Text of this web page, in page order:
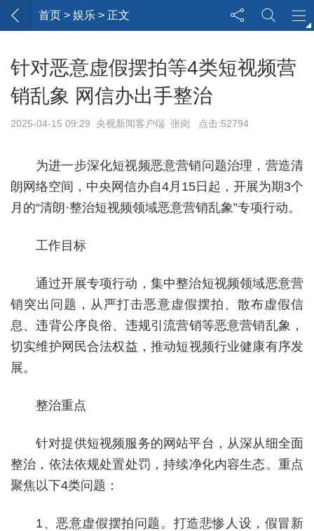
首页 > 娱乐 > 正文
针对恶意虚假摆拍等4类短视频营
销乱象 网信办出手整治
2025-04-15 09:29 央视新闻客户端 张岗 点击:52794
为进一步深化短视频恶意营销问题治理，营造清
朗网络空间，中央网信办自4月15日起，开展为期3个
月的“清朗·整治短视频领域恶意营销乱象”专项行动。
工作目标
通过开展专项行动，集中整治短视频领域恶意营
销突出问题，从严打击恶意虚假摆拍、散布虚假信
息、违背公序良俗、违规引流营销等恶意营销乱象，
切实维护网民合法权益，推动短视频行业健康有序发
展。
整治重点
针对提供短视频服务的网站平台，从深从细全面
整治，依法依规处置处罚，持续净化内容生态。重点
聚焦以下4类问题：
1、恶意虚假摆拍问题。打造悲惨人设，假冒新